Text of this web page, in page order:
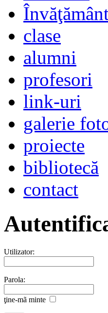
clase
alumni
profesori
link-uri
galerie
proiecte
bibliotecă
contact
Utilizator:
Parola:
ţine-mã minte